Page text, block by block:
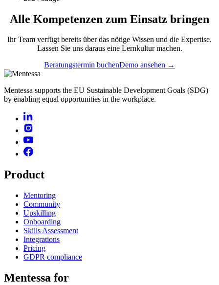
Alle Kompetenzen zum Einsatz bringen
Ihr Team verfügt bereits über das nötige Wissen und die Expertise.
Lassen Sie uns daraus eine Lernkultur machen.
Beratungstermin buchenDemo ansehen →
Mentessa supports the EU Sustainable Development Goals (SDG)
by enabling equal opportunities in the workplace.
Product
Mentoring
Community
Upskilling
Onboarding
Skills Assessment
Integrations
Pricing
GDPR compliance
Mentessa for